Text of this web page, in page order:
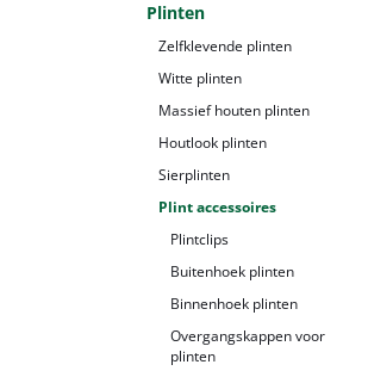
Plinten
Zelfklevende plinten
Witte plinten
Massief houten plinten
Houtlook plinten
Sierplinten
Plint accessoires
Plintclips
Buitenhoek plinten
Binnenhoek plinten
Overgangskappen voor
plinten